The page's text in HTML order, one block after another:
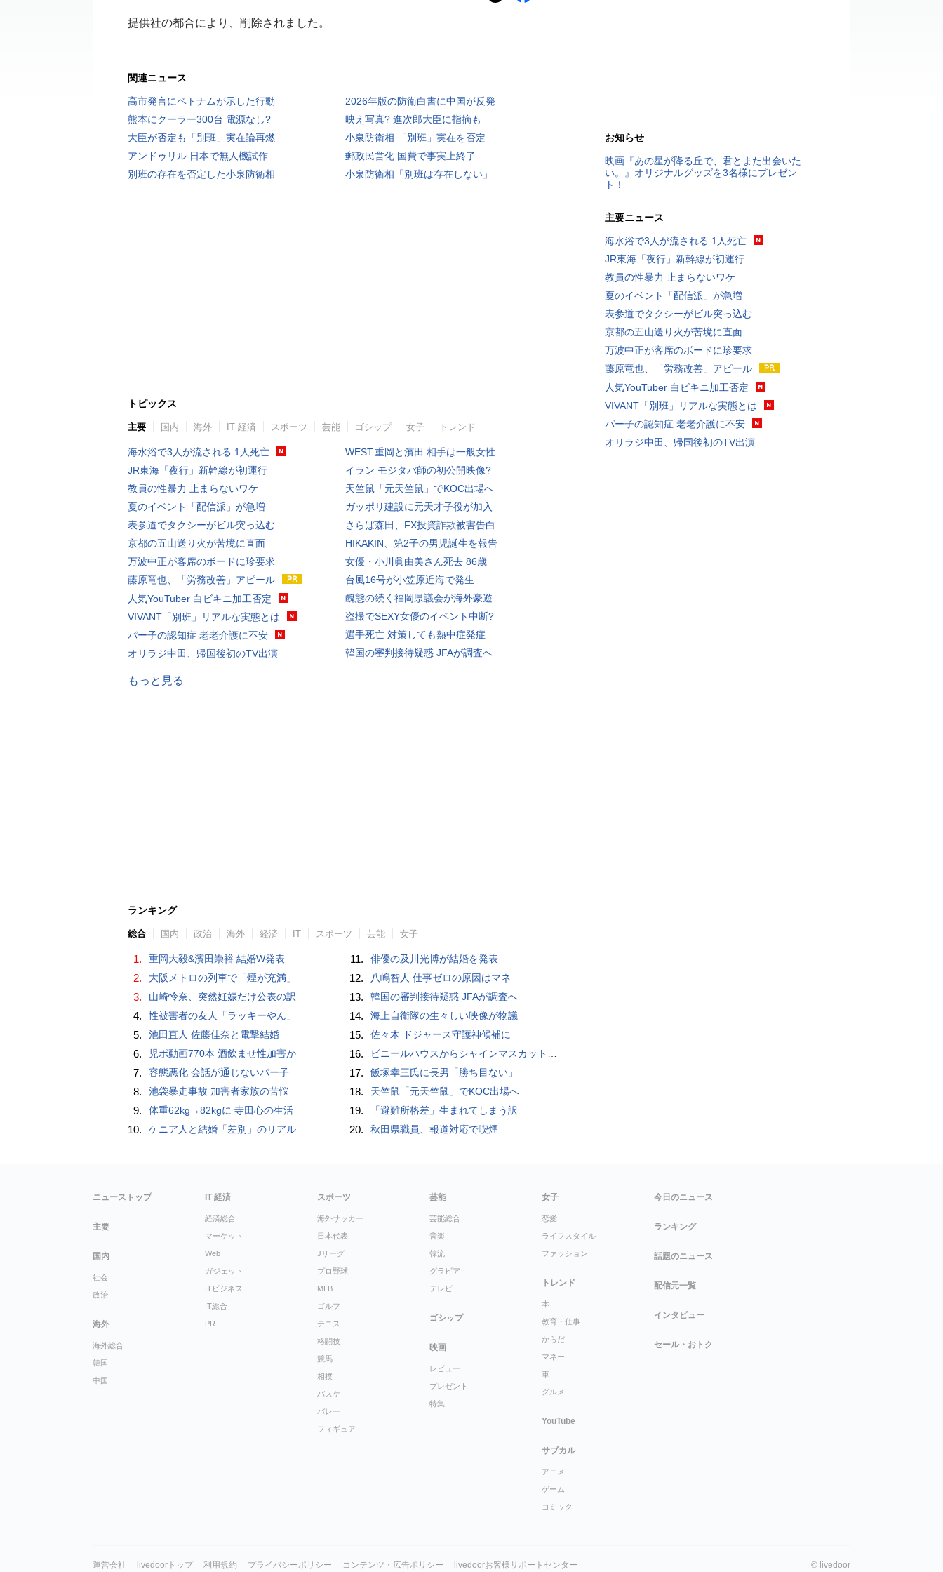
提供社の都合により、削除されました。
関連ニュース
高市発言にベトナムが示した行動
2026年版の防衛白書に中国が反発
熊本にクーラー300台 電源なし?
映え写真? 進次郎大臣に指摘も
大臣が否定も「別班」実在論再燃
小泉防衛相 「別班」実在を否定
アンドゥリル 日本で無人機試作
郵政民営化 国費で事実上終了
別班の存在を否定した小泉防衛相
小泉防衛相「別班は存在しない」
トピックス
主要 国内 海外 IT 経済 スポーツ 芸能 ゴシップ 女子 トレンド
海水浴で3人が流される 1人死亡
JR東海「夜行」新幹線が初運行
教員の性暴力 止まらないワケ
夏のイベント「配信派」が急増
表参道でタクシーがビル突っ込む
京都の五山送り火が苦境に直面
万波中正が客席のボードに珍要求
藤原竜也、「労務改善」アピール
人気YouTuber 白ビキニ加工否定
VIVANT「別班」リアルな実態とは
パー子の認知症 老老介護に不安
オリラジ中田、帰国後初のTV出演
WEST.重岡と濱田 相手は一般女性
イラン モジタバ師の初公開映像?
天竺鼠「元天竺鼠」でKOC出場へ
ガッポリ建設に元天才子役が加入
さらば森田、FX投資詐欺被害告白
HIKAKIN、第2子の男児誕生を報告
女優・小川眞由美さん死去 86歳
台風16号が小笠原近海で発生
醜態の続く福岡県議会が海外豪遊
盗撮でSEXY女優のイベント中断?
選手死亡 対策しても熱中症発症
韓国の審判接待疑惑 JFAが調査へ
もっと見る
ランキング
総合 国内 政治 海外 経済 IT スポーツ 芸能 女子
1. 重岡大毅&濱田崇裕 結婚W発表
2. 大阪メトロの列車で「煙が充満」
3. 山崎怜奈、突然妊娠だけ公表の訳
4. 性被害者の友人「ラッキーやん」
5. 池田直人 佐藤佳奈と電撃結婚
6. 児ポ動画770本 酒飲ませ性加害か
7. 容態悪化 会話が通じないパー子
8. 池袋暴走事故 加害者家族の苦悩
9. 体重62kg→82kgに 寺田心の生活
10. ケニア人と結婚「差別」のリアル
11. 俳優の及川光博が結婚を発表
12. 八嶋智人 仕事ゼロの原因はマネ
13. 韓国の審判接待疑惑 JFAが調査へ
14. 海上自衛隊の生々しい映像が物議
15. 佐々木 ドジャース守護神候補に
16. ビニールハウスからシャインマスカット約200房を盗んだ疑い ネットで販売か 無職の男（42）逮捕 岡山県警
17. 飯塚幸三氏に長男「勝ち目ない」
18. 天竺鼠「元天竺鼠」でKOC出場へ
19. 「避難所格差」生まれてしまう訳
20. 秋田県職員、報道対応で喫煙
お知らせ
映画『あの星が降る丘で、君とまた出会いた
い。』オリジナルグッズを3名様にプレゼン
ト！
主要ニュース
海水浴で3人が流される 1人死亡
JR東海「夜行」新幹線が初運行
教員の性暴力 止まらないワケ
夏のイベント「配信派」が急増
表参道でタクシーがビル突っ込む
京都の五山送り火が苦境に直面
万波中正が客席のボードに珍要求
藤原竜也、「労務改善」アピール
人気YouTuber 白ビキニ加工否定
VIVANT「別班」リアルな実態とは
パー子の認知症 老老介護に不安
オリラジ中田、帰国後初のTV出演
ニューストップ
主要
国内
社会
政治
海外
海外総合
韓国
中国
IT 経済
経済総合
マーケット
Web
ガジェット
ITビジネス
IT総合
PR
スポーツ
海外サッカー
日本代表
Jリーグ
プロ野球
MLB
ゴルフ
テニス
格闘技
競馬
相撲
バスケ
バレー
フィギュア
芸能
芸能総合
音楽
韓流
グラビア
テレビ
ゴシップ
映画
レビュー
プレゼント
特集
女子
恋愛
ライフスタイル
ファッション
トレンド
本
教育・仕事
からだ
マネー
車
グルメ
YouTube
サブカル
アニメ
ゲーム
コミック
今日のニュース
ランキング
話題のニュース
配信元一覧
インタビュー
セール・おトク
運営会社 livedoorトップ 利用規約 プライバシーポリシー コンテンツ・広告ポリシー livedoorお客様サポートセンター © livedoor